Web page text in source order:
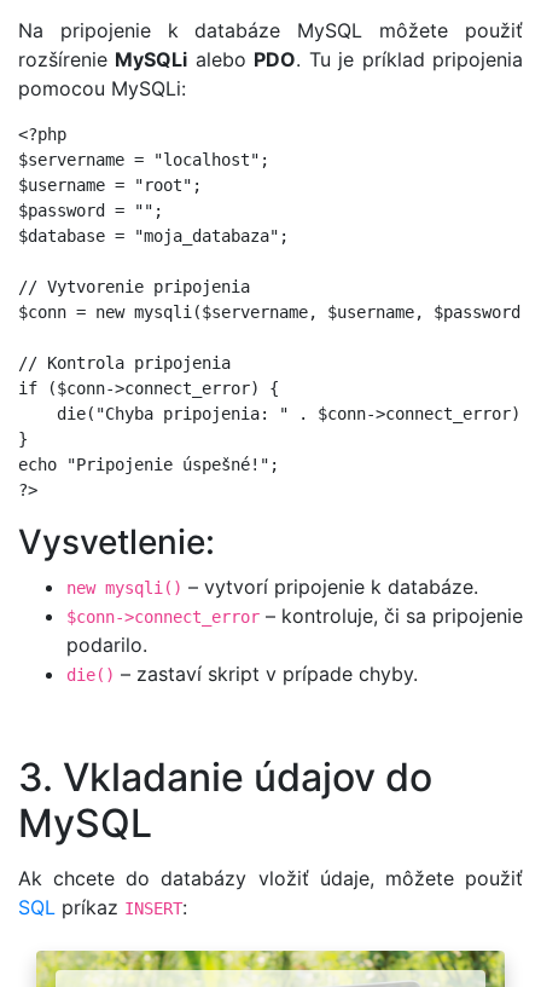
Na pripojenie k databáze MySQL môžete použiť
rozšírenie MySQLi alebo PDO. Tu je príklad pripojenia
pomocou MySQLi:
<?php
$servername = "localhost";
$username = "root";
$password = "";
$database = "moja_databaza";
// Vytvorenie pripojenia
$conn = new mysqli($servername, $username,
// Kontrola pripojenia
if ($conn->connect_error) {
    die("Chyba pripojenia: " . $conn->connect_error);
}
echo "Pripojenie úspešné!";
Vysvetlenie:
new mysqli() – vytvorí pripojenie k databáze.
$conn->connect_error – kontroluje, či sa pripojenie
podarilo.
die() – zastaví skript v prípade chyby.
3. Vkladanie údajov do
MySQL
Ak chcete do databázy vložiť údaje, môžete použiť
SQL príkaz INSERT: